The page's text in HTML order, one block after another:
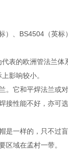
BS4504（英标
的欧洲管法兰体
影响较小。
它和平焊法兰或
性能不好，亦可
一样的，只不过
区域在孟村一带。